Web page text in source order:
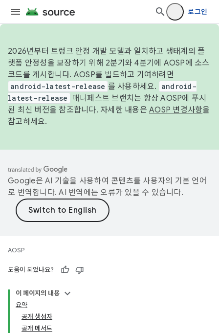
로그인
2026년부터 트렁크 안정 개발 모델과 일치하고 생태계의 플
랫폼 안정성을 보장하기 위해 2분기와 4분기에 AOSP에 소스
코드를 게시합니다. AOSP를 빌드하고 기여하려면
android-latest-release 를 사용하세요.
android-
latest-release
매니페스트 브랜치는 항상 AOSP에 푸시
된 최신 버전을 참조합니다. 자세한 내용은 AOSP 변경사항을
참고하세요.
Google은 AI 기술을 사용하여 콘텐츠를 사용자의 기본 언어
로 번역합니다. AI 번역에는 오류가 있을 수 있습니다.
AOSP
도움이 되었나요?
이 페이지의 내용
요약
공개 생성자
공개 메서드